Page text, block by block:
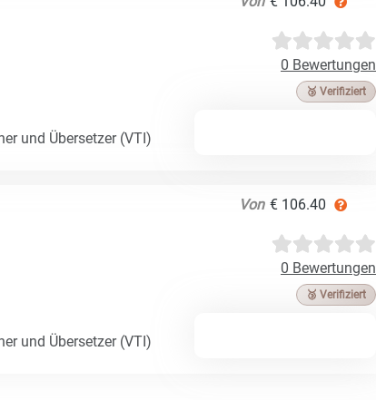
0 Bewertungen
🥉 Verifiziert
und Übersetzer (VTI)
Von € 106.40
0 Bewertungen
🥉 Verifiziert
und Übersetzer (VTI)